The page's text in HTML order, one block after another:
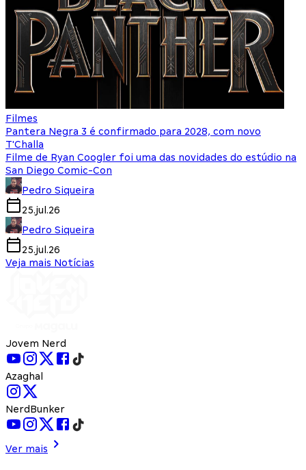
Filmes
Pantera Negra 3 é confirmado para 2028, com novo
T'Challa
Filme de Ryan Coogler foi uma das novidades do estúdio na
San Diego Comic-Con
Pedro Siqueira
25.jul.26
Pedro Siqueira
25.jul.26
Veja mais Notícias
Jovem Nerd
Azaghal
NerdBunker
Ver mais